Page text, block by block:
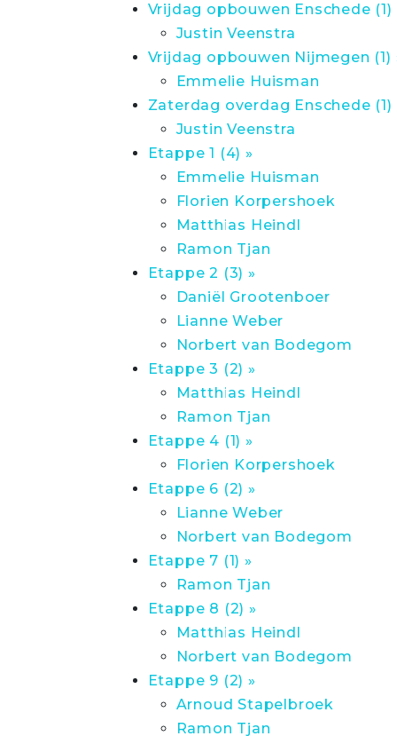
Vrijdag opbouwen Enschede (1)
Justin Veenstra
Vrijdag opbouwen Nijmegen (1)
Emmelie Huisman
Zaterdag overdag Enschede (1)
Justin Veenstra
Etappe 1 (4) »
Emmelie Huisman
Florien Korpershoek
Matthias Heindl
Ramon Tjan
Etappe 2 (3) »
Daniël Grootenboer
Lianne Weber
Norbert van Bodegom
Etappe 3 (2) »
Matthias Heindl
Ramon Tjan
Etappe 4 (1) »
Florien Korpershoek
Etappe 6 (2) »
Lianne Weber
Norbert van Bodegom
Etappe 7 (1) »
Ramon Tjan
Etappe 8 (2) »
Matthias Heindl
Norbert van Bodegom
Etappe 9 (2) »
Arnoud Stapelbroek
Ramon Tjan